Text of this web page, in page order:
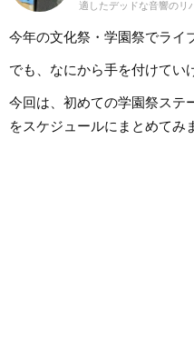
適したデッドな音響のリ
ジオラグらしさ」を追求
今年の文化祭・学園祭でライ
でも、なにから手を付けてい
今回は、初めての学園祭ステ
をスケジュールにまとめてみ